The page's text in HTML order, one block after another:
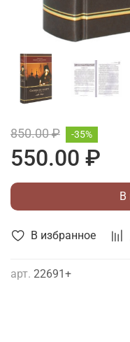
В избранное
арт. 22691+
850.00 ₽
550.00 ₽
-35%
В